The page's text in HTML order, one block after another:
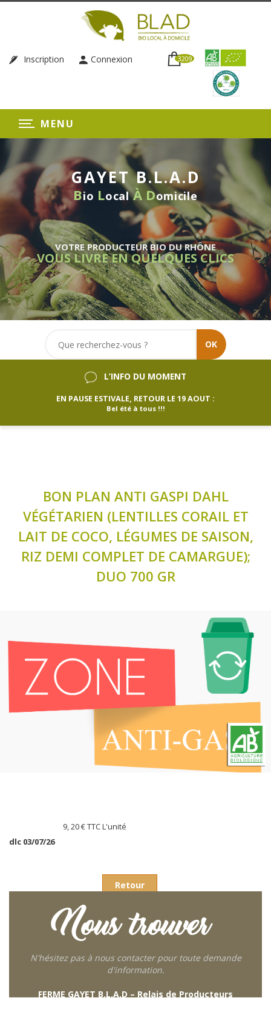
Inscription Connexion 3209
MENU
GAYET B.L.A.D
Bio LocalÀ Domicile
VOTRE PRODUCTEUR BIO DU RHÔNE
VOUS LIVRE EN QUELQUES CLICS
OK
L’INFO DU MOMENT
EN PAUSE ESTIVALE, RETOUR LE 19 AOUT :
Bel été à tous !!!
BON PLAN ANTI GASPI DAHL
VÉGÉTARIEN (LENTILLES CORAIL ET
LAIT DE COCO, LÉGUMES DE SAISON,
RIZ DEMI COMPLET DE CAMARGUE);
DUO 700 GR
9, 20 €TTC L'unité
dlc 03/07/26
Retour
Nous trouver
N'hésitez pas à nous contacter pour toute demande
d'information.
FERME GAYET B.L.A.D – Relais de Producteurs